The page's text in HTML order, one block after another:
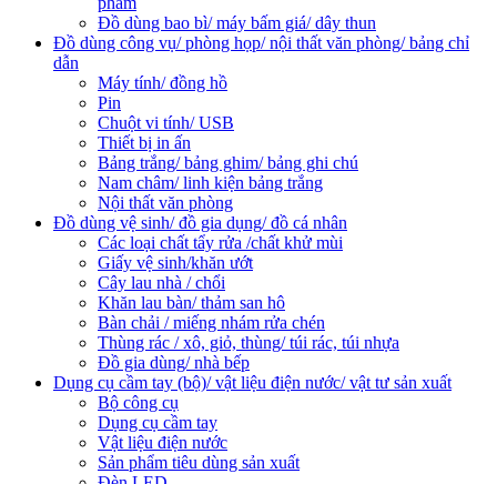
Đồ dùng bao bì/ máy bấm giá/ dây thun
Đồ dùng công vụ/ phòng họp/ nội thất văn phòng/ bảng chỉ
dẫn
Máy tính/ đồng hồ
Pin
Chuột vi tính/ USB
Thiết bị in ấn
Bảng trắng/ bảng ghim/ bảng ghi chú
Nam châm/ linh kiện bảng trắng
Nội thất văn phòng
Đồ dùng vệ sinh/ đồ gia dụng/ đồ cá nhân
Các loại chất tẩy rửa /chất khử mùi
Giấy vệ sinh/khăn ướt
Cây lau nhà / chổi
Khăn lau bàn/ thảm san hô
Bàn chải / miếng nhám rửa chén
Thùng rác / xô, giỏ, thùng/ túi rác, túi nhựa
Đồ gia dùng/ nhà bếp
Dụng cụ cầm tay (bộ)/ vật liệu điện nước/ vật tư sản xuất
Bộ công cụ
Dụng cụ cầm tay
Vật liệu điện nước
Sản phẩm tiêu dùng sản xuất